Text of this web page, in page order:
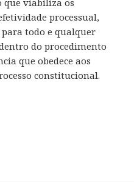
processual,
todo e qualquer
do procedimento
que obedece aos
constitucional.
de se Deferir Tutela